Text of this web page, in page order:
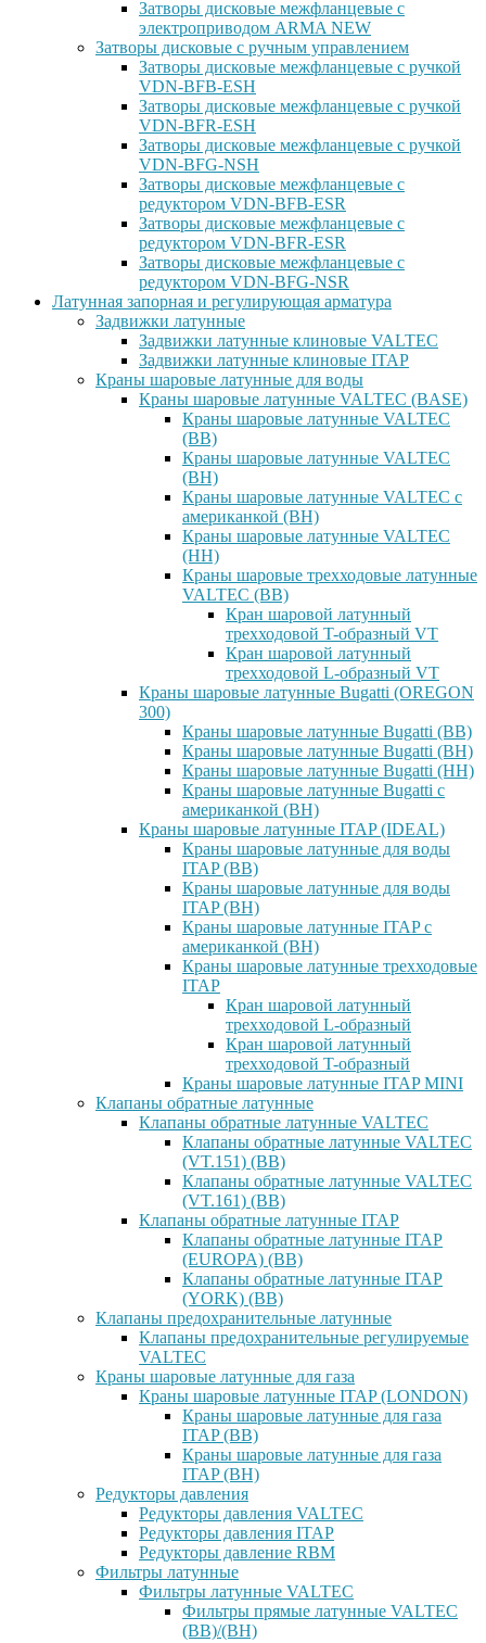
Затворы дисковые межфланцевые с
электроприводом ARMA NEW
Затворы дисковые с ручным управлением
Затворы дисковые межфланцевые с ручкой
VDN-BFB-ESH
Затворы дисковые межфланцевые с ручкой
VDN-BFR-ESH
Затворы дисковые межфланцевые с ручкой
VDN-BFG-NSH
Затворы дисковые межфланцевые с
редуктором VDN-BFB-ESR
Затворы дисковые межфланцевые с
редуктором VDN-BFR-ESR
Затворы дисковые межфланцевые с
редуктором VDN-BFG-NSR
Латунная запорная и регулирующая арматура
Задвижки латунные
Задвижки латунные клиновые VALTEC
Задвижки латунные клиновые ITAP
Краны шаровые латунные для воды
Краны шаровые латунные VALTEC (BASE)
Краны шаровые латунные VALTEC
(ВВ)
Краны шаровые латунные VALTEC
(ВН)
Краны шаровые латунные VALTEC с
американкой (ВН)
Краны шаровые латунные VALTEC
(НН)
Краны шаровые трехходовые латунные
VALTEC (ВВ)
Кран шаровой латунный
трехходовой T-образный VT
Кран шаровой латунный
трехходовой L-образный VT
Краны шаровые латунные Bugatti (OREGON
300)
Краны шаровые латунные Bugatti (ВВ)
Краны шаровые латунные Bugatti (ВН)
Краны шаровые латунные Bugatti (НН)
Краны шаровые латунные Bugatti с
американкой (ВН)
Краны шаровые латунные ITAP (IDEAL)
Краны шаровые латунные для воды
ITAP (ВВ)
Краны шаровые латунные для воды
ITAP (ВН)
Краны шаровые латунные ITAP с
американкой (ВН)
Краны шаровые латунные трехходовые
ITAP
Кран шаровой латунный
трехходовой L-образный
Кран шаровой латунный
трехходовой T-образный
Краны шаровые латунные ITAP MINI
Клапаны обратные латунные
Клапаны обратные латунные VALTEC
Клапаны обратные латунные VALTEC
(VT.151) (ВВ)
Клапаны обратные латунные VALTEC
(VT.161) (ВВ)
Клапаны обратные латунные ITAP
Клапаны обратные латунные ITAP
(EUROPA) (ВВ)
Клапаны обратные латунные ITAP
(YORK) (ВВ)
Клапаны предохранительные латунные
Клапаны предохранительные регулируемые
VALTEC
Краны шаровые латунные для газа
Краны шаровые латунные ITAP (LONDON)
Краны шаровые латунные для газа
ITAP (ВВ)
Краны шаровые латунные для газа
ITAP (ВН)
Редукторы давления
Редукторы давления VALTEC
Редукторы давления ITAP
Редукторы давление RBM
Фильтры латунные
Фильтры латунные VALTEC
Фильтры прямые латунные VALTEC
(ВВ)/(ВН)